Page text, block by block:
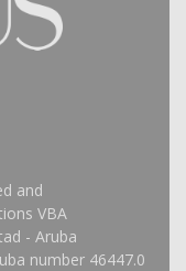
and
VBA
- Aruba
number 46447.0